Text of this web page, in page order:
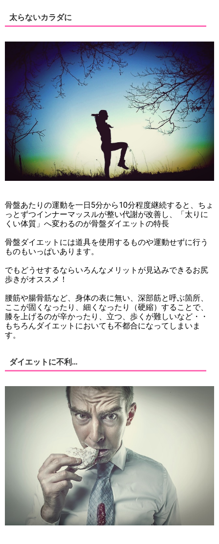
太らないカラダに
骨盤あたりの運動を一日5分から10分程度継続すると、ちょ
っとずつインナーマッスルが整い代謝が改善し、「太りに
くい体質」へ変わるのが骨盤ダイエットの特長
骨盤ダイエットには道具を使用するものや運動せずに行う
ものもいっぱいあります。
でもどうせするならいろんなメリットが見込みできるお尻
歩きがオススメ！
腰筋や腸骨筋など、身体の表に無い、深部筋と呼ぶ箇所、
ここが固くなったり、細くなったり（硬縮）することで、
膝を上げるのが辛かったり、立つ、歩くが難しいなど・・
もちろんダイエットにおいても不都合になってしまいま
す。
ダイエットに不利…